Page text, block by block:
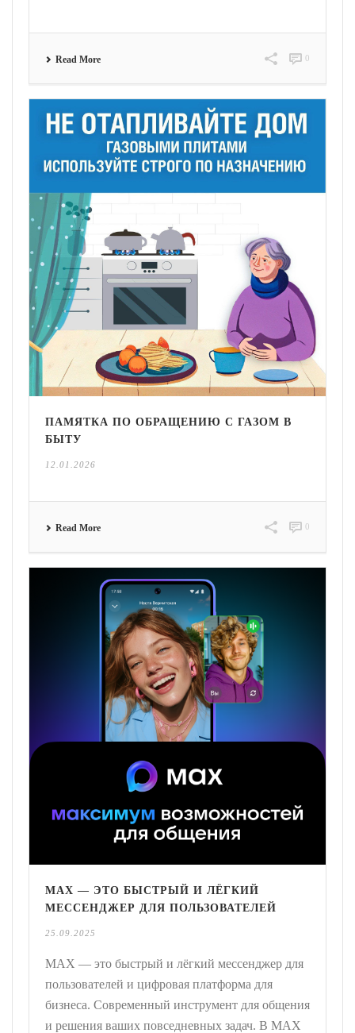
Read More 0
ПАМЯТКА ПО ОБРАЩЕНИЮ С ГАЗОМ В
БЫТУ
12.01.2026
Read More 0
MAX — ЭТО БЫСТРЫЙ И ЛЁГКИЙ
МЕССЕНДЖЕР ДЛЯ ПОЛЬЗОВАТЕЛЕЙ
25.09.2025
MAX — это быстрый и лёгкий мессенджер для
пользователей и цифровая платформа для
бизнеса. Современный инструмент для общения
и решения ваших повседневных задач. В MAX